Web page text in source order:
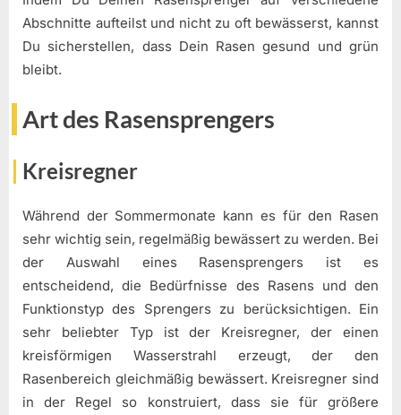
Abschnitte aufteilst und nicht zu oft bewässerst, kannst
Du sicherstellen, dass Dein Rasen gesund und grün
bleibt.
Art des Rasensprengers
Kreisregner
Während der Sommermonate kann es für den Rasen
sehr wichtig sein, regelmäßig bewässert zu werden. Bei
der Auswahl eines Rasensprengers ist es
entscheidend, die Bedürfnisse des Rasens und den
Funktionstyp des Sprengers zu berücksichtigen. Ein
sehr beliebter Typ ist der Kreisregner, der einen
kreisförmigen Wasserstrahl erzeugt, der den
Rasenbereich gleichmäßig bewässert. Kreisregner sind
in der Regel so konstruiert, dass sie für größere